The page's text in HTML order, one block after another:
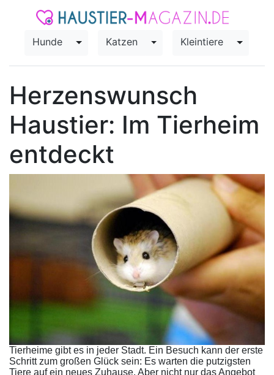
Hunde Toggle Dropdown
Katzen Toggle Dropdown
Kleintiere Toggle
Herzenswunsch
Haustier: Im Tierheim
entdeckt
Tierheime gibt es in jeder Stadt. Ein Besuch kann der erste
Schritt zum großen Glück sein: Es warten die putzigsten
Tiere auf ein neues Zuhause. Aber nicht nur das Angebot